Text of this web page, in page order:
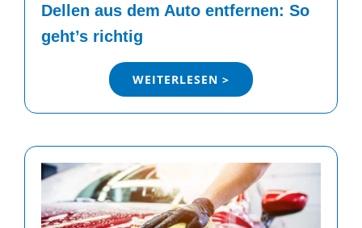
Dellen aus dem Auto entfernen: So
geht’s richtig
WEITERLESEN >